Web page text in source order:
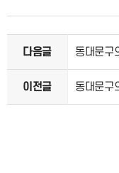
다음글 동대문구
이전글 동대문구